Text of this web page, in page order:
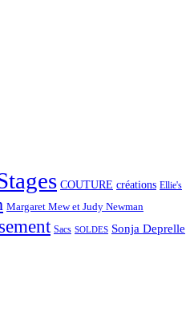
COUTURE créations Ellie's
Margaret Mew et Judy Newman
Sacs SOLDES Sonja Deprelle